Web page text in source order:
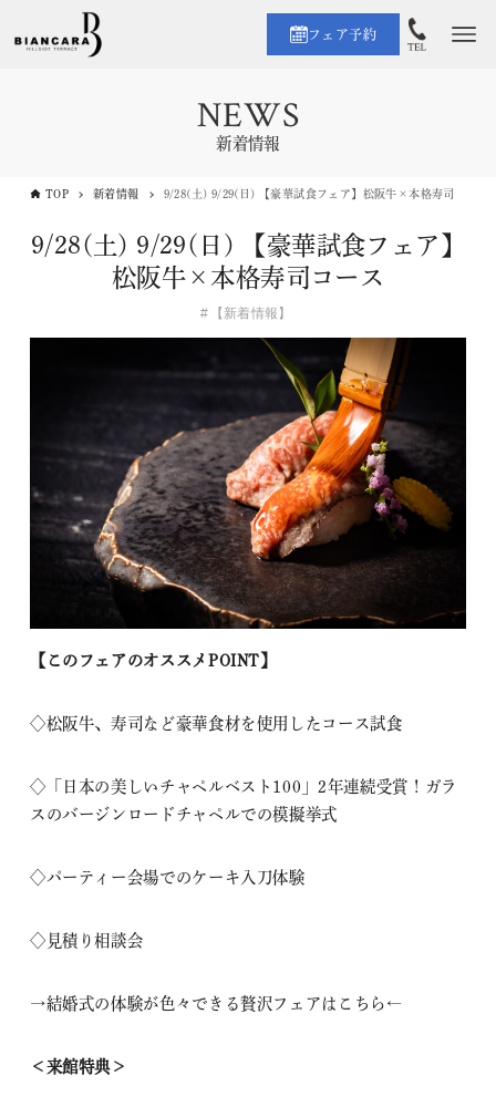
フェア予約
NEWS
新着情報
TOP 新着情報 9/28(土) 9/29(日) 【豪華試食フェア】松阪牛×本格寿司コース
9/28(土) 9/29(日) 【豪華試食フェア】
松阪牛×本格寿司コース
【新着情報】
【このフェアのオススメPOINT】
◇松阪牛、寿司など豪華食材を使用したコース試食
◇「日本の美しいチャペルベスト100」2年連続受賞！ガラ
スのバージンロードチャペルでの模擬挙式
◇パーティー会場でのケーキ入刀体験
◇見積り相談会
→結婚式の体験が色々できる贅沢フェアはこちら ←
＜来館特典＞